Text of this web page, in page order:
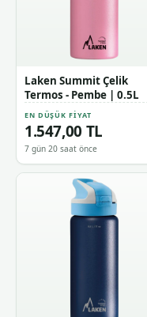
Laken Summit Çelik
Termos - Pembe | 0.5L
EN DÜŞÜK FIYAT
1.547,00 TL
7 gün 20 saat önce